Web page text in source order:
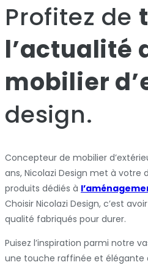
Profitez de
l’actualité
mobilier
design.
Concepteur de mobilier
ans, Nicolazi Design met à votre
produits dédiés à
Choisir Nicolazi Design, c’est
qualité fabriqués pour durer.
Puisez l’inspiration parmi notre
une touche raffinée et élégante